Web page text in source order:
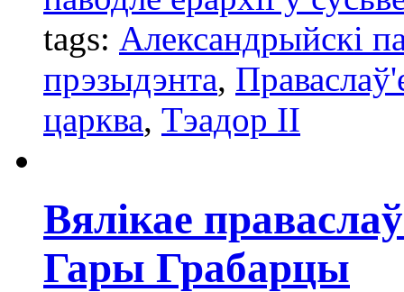
tags: Александрыйскі
прэзыдэнта,
царква, Тэадор ІІ
Вялікае
Гары Грабарцы